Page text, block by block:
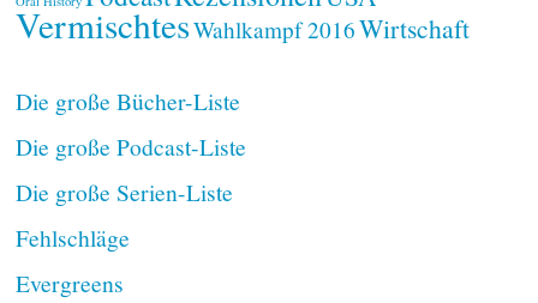
VermischtesWahlkampf 2016Wirtschaft
Die große Bücher-Liste
Die große Podcast-Liste
Die große Serien-Liste
Fehlschläge
Evergreens